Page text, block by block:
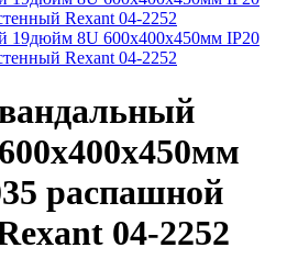
распашной
04-2252